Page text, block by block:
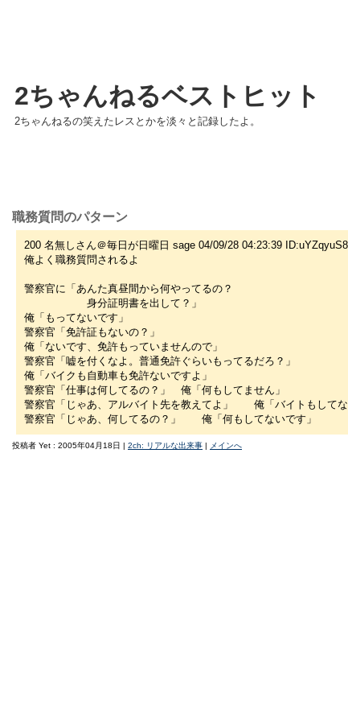
2ちゃんねるベストヒット
2ちゃんねるの笑えたレスとかを淡々と記録したよ。
職務質問のパターン
200 名無しさん＠毎日が日曜日 sage 04/09/28 04:23:39 ID:uYZqyuS8
俺よく職務質問されるよ
警察官に「あんた真昼間から何やってるの？
身分証明書を出して？」
俺「もってないです」
警察官「免許証もないの？」
俺「ないです、免許もっていませんので」
警察官「嘘を付くなよ。普通免許ぐらいもってるだろ？」
俺「バイクも自動車も免許ないですよ」
警察官「仕事は何してるの？」 俺「何もしてません」
警察官「じゃあ、アルバイト先を教えてよ」 俺「バイトもしてな
警察官「じゃあ、何してるの？」 俺「何もしてないです」
投稿者 Yet : 2005年04月18日 | 2ch: リアルな出来事 | メインへ